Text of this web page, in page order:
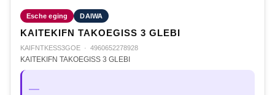
Esche eging DAIWA
KAITEKIFN TAKOEGISS 3 GLEBI
KAIFNTKESS3GOE · 4960652278928
KAITEKIFN TAKOEGISS 3 GLEBI
—